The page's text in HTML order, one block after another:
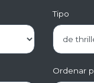
Tipo
Ordenar